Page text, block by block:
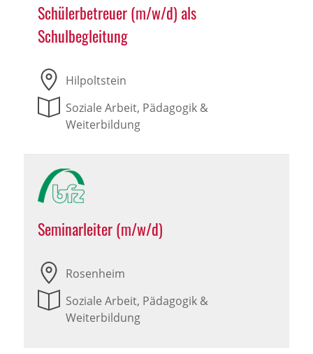
Schülerbetreuer (m/w/d) als
Schulbegleitung
Hilpoltstein
Soziale Arbeit, Pädagogik &
Weiterbildung
Seminarleiter (m/w/d)
Rosenheim
Soziale Arbeit, Pädagogik &
Weiterbildung